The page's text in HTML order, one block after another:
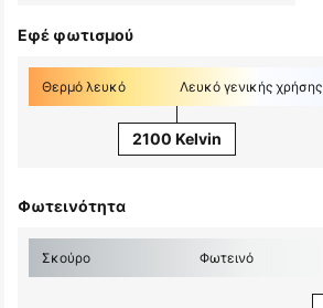
Εφέ φωτισμού
Θερμό λευκό Λευκό γενικής χρήσης
2100 Kelvin
Φωτεινότητα
Σκούρο Φωτεινό